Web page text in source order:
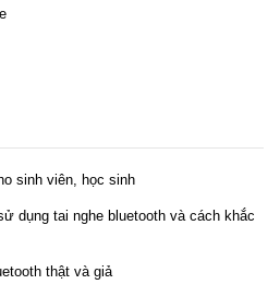
sinh viên, học sinh
dụng tai nghe bluetooth và cách khắc
thật và giả